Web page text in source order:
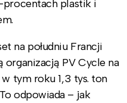
procentach plastik i
na południu Francji
organizacją PV Cycle na
tym roku 1,3 tys. ton
odpowiada – jak